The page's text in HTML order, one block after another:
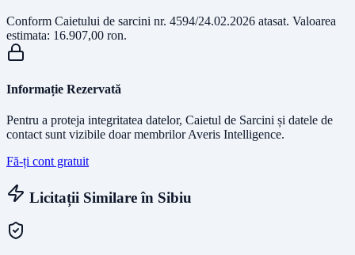
Conform Caietului de sarcini nr. 4594/24.02.2026 atasat. Valoarea
estimata: 16.907,00 ron.
Informație Rezervată
Pentru a proteja integritatea datelor, Caietul de Sarcini și datele de
contact sunt vizibile doar membrilor Averis Intelligence.
Fă-ți cont gratuit
Licitații Similare în Sibiu